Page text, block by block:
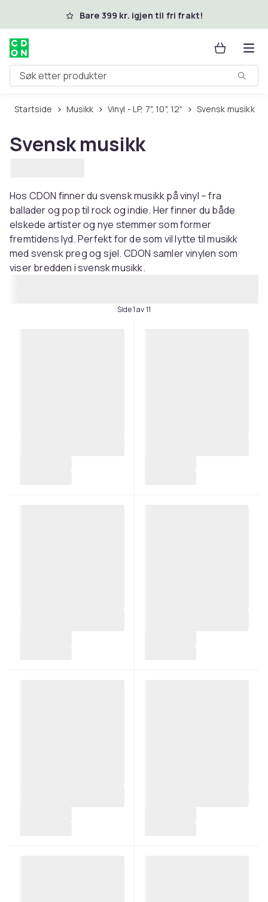
Hopp til hovedinnholdBare 399 kr. igjen til fri frakt!
Søk etter produkter
Startside Musikk Vinyl - LP, 7", 10", 12" Svensk musikk
Svensk musikk
Hos CDON finner du svensk musikk på vinyl – fra
ballader og pop til rock og indie. Her finner du både
elskede artister og nye stemmer som former
fremtidens lyd. Perfekt for de som vil lytte til musikk
med svensk preg og sjel. CDON samler vinylen som
viser bredden i svensk musikk.
Side 1 av 11